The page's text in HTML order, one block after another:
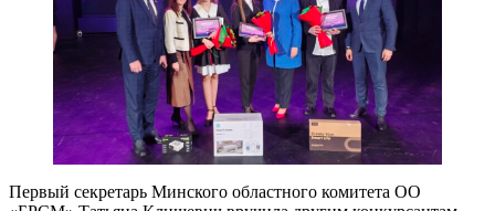
Первый секретарь Минского областного комитета ОО